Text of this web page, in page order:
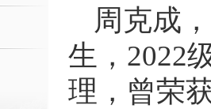
周克成
生， 2022
理，曾荣